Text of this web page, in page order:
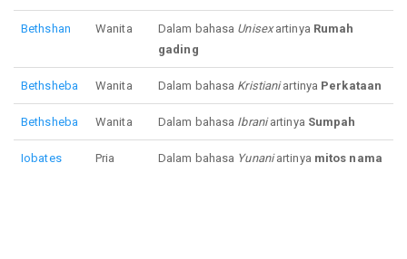
Bethshan Wanita Dalam bahasa Unisexartinya Rumah
gading
Bethsheba Wanita Dalam bahasa Kristianiartinya Perkataan
Bethsheba Wanita Dalam bahasa Ibraniartinya Sumpah
Iobates Pria Dalam bahasa Yunaniartinya mitos nama